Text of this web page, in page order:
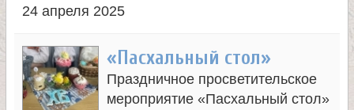
н
24 апреля 2025
«Пасхальный стол»
Праздничное просветительское
мероприятие «Пасхальный стол»